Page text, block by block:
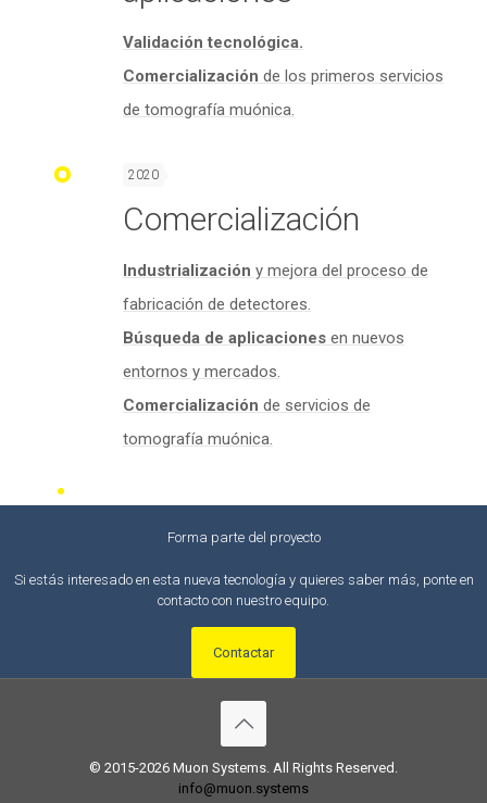
Validación tecnológica.
Comercialización de los primeros servicios
de tomografía muónica.
2020
Comercialización
Industrialización y mejora del proceso de
fabricación de detectores.
Búsqueda de aplicaciones en nuevos
entornos y mercados.
Comercialización de servicios de
tomografía muónica.
Forma parte del proyecto
Si estás interesado en esta nueva tecnología y quieres saber más, ponte en
contacto con nuestro equipo.
Contactar
© 2015-2026 Muon Systems. All Rights Reserved.
info@muon.systems